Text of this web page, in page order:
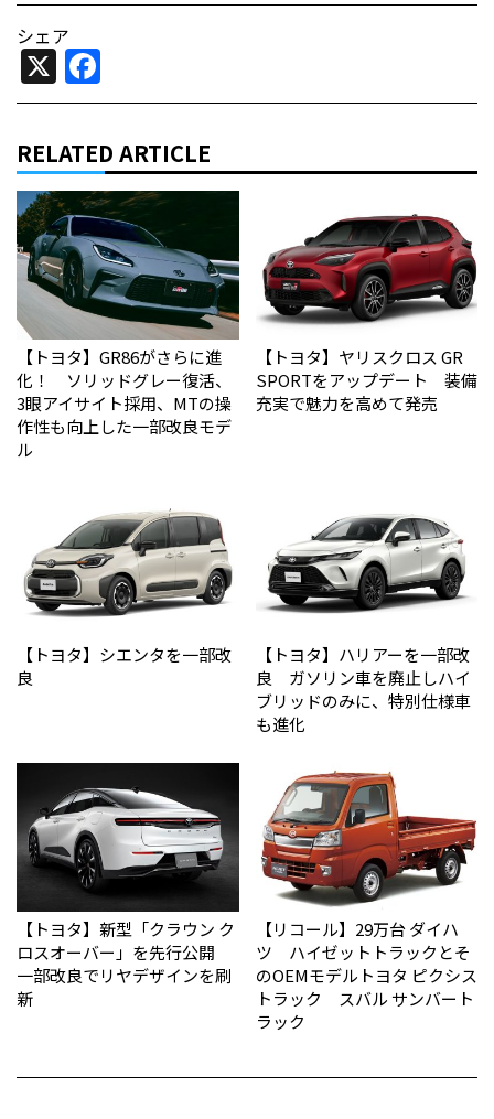
シェア
X
RELATED ARTICLE
【トヨタ】GR86がさらに進
化！ ソリッドグレー復活、
3眼アイサイト採用、MTの操
作性も向上した一部改良モデ
ル
【トヨタ】ヤリスクロス GR
SPORTをアップデート 装備
充実で魅力を高めて発売
【トヨタ】シエンタを一部改
良
【トヨタ】ハリアーを一部改
良 ガソリン車を廃止しハイ
ブリッドのみに、特別仕様車
も進化
【トヨタ】新型「クラウン ク
ロスオーバー」を先行公開
一部改良でリヤデザインを刷
新
【リコール】29万台 ダイハ
ツ ハイゼットトラックとそ
のOEMモデルトヨタ ピクシス
トラック スバル サンバート
ラック